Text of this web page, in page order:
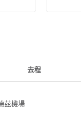
去程
茲機場